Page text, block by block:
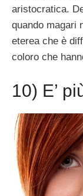
aristocratica.
quando magari
eterea che è
coloro che
10) E’